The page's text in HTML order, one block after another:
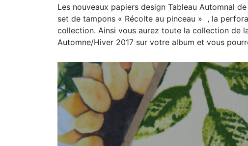
Les nouveaux papiers design Tableau Automnal
set de tampons « Récolte au pinceau » , la
collection. Ainsi vous aurez toute la collection de
Automne/Hiver 2017 sur votre album et vous